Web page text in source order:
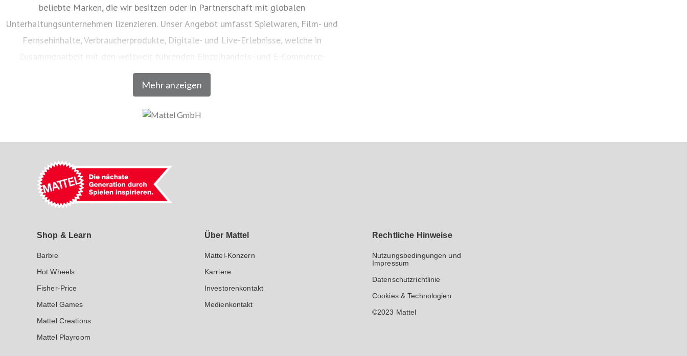
Mehr anzeigen
beliebte Marken, die wir besitzen oder in Partnerschaft mit globalen
Unterhaltungsunternehmen lizenzieren. Unser Angebot umfasst Spielwaren, Film- und
Fernsehinhalte, Verbraucherprodukte, Digitale- und Live-Erlebnisse, welche in
Zusammenarbeit mit den weltweit führenden Einzelhandels- und E-Commerce-
Unternehmen vertrieben werden. Seit seiner Gründung im Jahr 1945 inspiriert Mattel
Generationen dazu, den Zauber der Kindheit zu entdecken und bestärkt Kinder darin, ihr
Mattel GmbH